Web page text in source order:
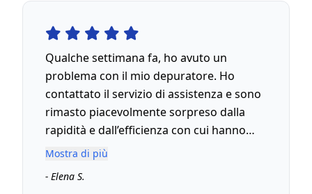
Qualche settimana fa, ho avuto un
problema con il mio depuratore. Ho
contattato il servizio di assistenza e sono
rimasto piacevolmente sorpreso dalla
rapidità e dall’efficienza con cui hanno
gestito la situazione. Il tecnico ha
risolto in tempi record. L’intervento è
Mostra di più
- Elena S.